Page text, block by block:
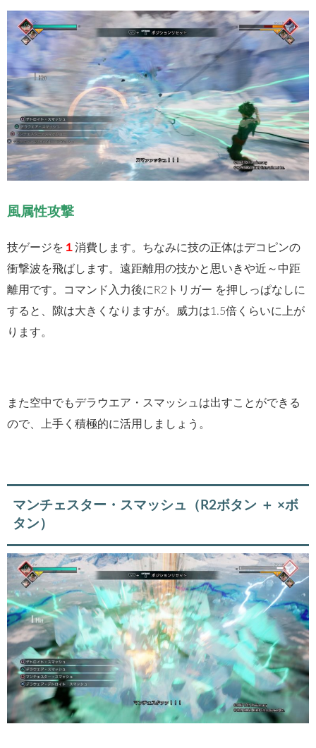
風属性攻撃
技ゲージを １消費します。ちなみに技の正体はデコピンの
衝撃波を飛ばします。遠距離用の技かと思いきや近～中距
離用です。コマンド入力後にR2トリガー を押しっぱなしに
すると、隙は大きくなりますが。威力は1.5倍くらいに上が
ります。
また空中でもデラウエア・スマッシュは出すことができる
ので、上手く積極的に活用しましょう。
マンチェスター・スマッシュ（R2ボタン ＋ ×ボ
タン）